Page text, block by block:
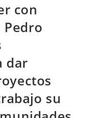
con
Pedro
dar
su